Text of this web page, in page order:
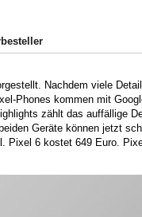
Nachdem viele
Phones kommen mit
zählt das auffällige
Geräte können jetzt
Pixel 6 kostet 649 Euro.